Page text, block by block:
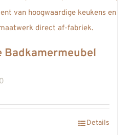
Badkamermeubel
tot
Details